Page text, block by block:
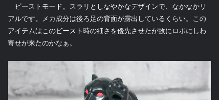
ビーストモード。スラリとしなやかなデザインで、なかなかリ
アルです。メカ成分は後ろ足の背面が露出しているくらい。この
アイテムはこのビースト時の細さを優先させたが故にロボにしわ
寄せが来たのかなぁ。